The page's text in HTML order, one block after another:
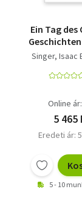
Ein Tag des
Singer, Isaac
Online ár:
5 465
Eredeti ár:
5 - 10